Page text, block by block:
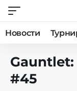
Новости
#45